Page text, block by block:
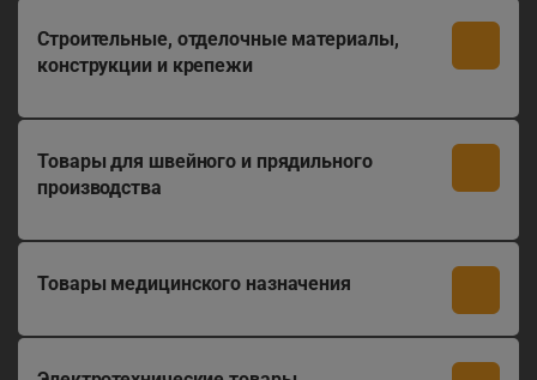
Строительные, отделочные материалы,
конструкции и крепежи
Товары для швейного и прядильного
производства
Товары медицинского назначения